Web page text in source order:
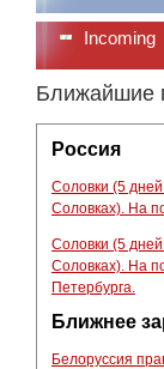
Incoming
Ближайшие
Россия
Соловки (5
Соловках). На
Соловки (5
Соловках). На
Петербурга.
Ближнее
Белоруссия